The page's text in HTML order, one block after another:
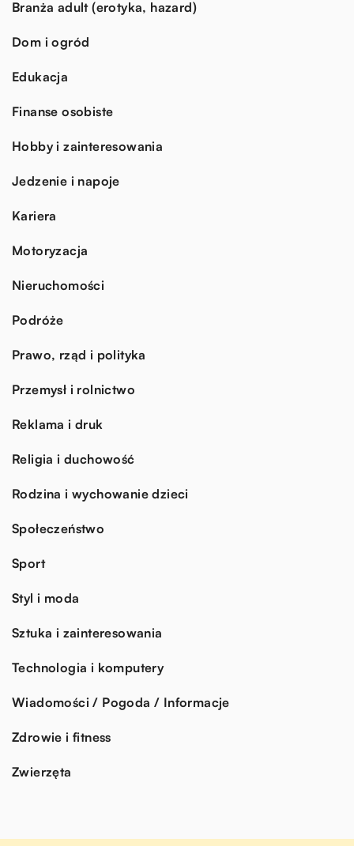
Branża adult (erotyka, hazard)
Dom i ogród
Edukacja
Finanse osobiste
Hobby i zainteresowania
Jedzenie i napoje
Kariera
Motoryzacja
Nieruchomości
Podróże
Prawo, rząd i polityka
Przemysł i rolnictwo
Reklama i druk
Religia i duchowość
Rodzina i wychowanie dzieci
Społeczeństwo
Sport
Styl i moda
Sztuka i zainteresowania
Technologia i komputery
Wiadomości / Pogoda / Informacje
Zdrowie i fitness
Zwierzęta